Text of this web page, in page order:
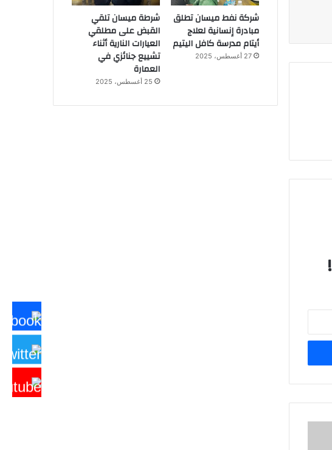
شركة نفط ميسان تطلق
مبادرة إنسانية لعلاج
أيتام مدرسة كافل اليتيم
27 أغسطس، 2025
شرطة ميسان تلقي
القبض على مطلقي
العيارات النارية أثناء
تشييع جنائزي في
العمارة
25 أغسطس، 2025